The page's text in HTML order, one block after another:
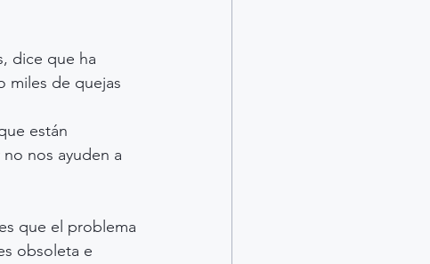
dice que ha
miles de quejas
están
nos ayuden a
que el problema
obsoleta e